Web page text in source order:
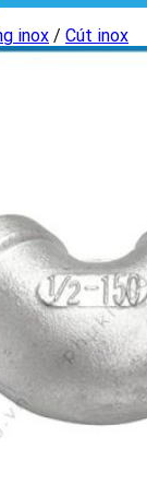
phẩm trong giỏ
cửa hàng
inox / Cút inox